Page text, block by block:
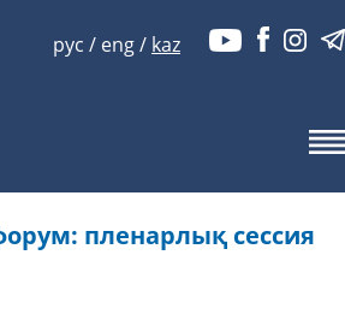
рус / eng/ kaz
пленарлық сессия